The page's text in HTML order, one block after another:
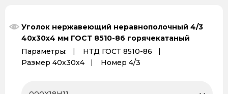
Уголок нержавеющий неравнополочный 4/3
40х30х4 мм ГОСТ 8510-86 горячекатаный
Параметры:
НТД ГОСТ 8510-86
Размер 40х30х4
Номер 4/3